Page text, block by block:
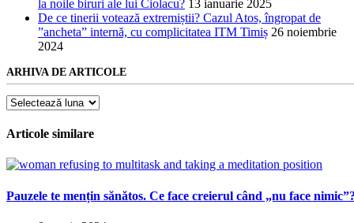
la noile biruri ale lui Ciolacu? 13 ianuarie 2025
De ce tinerii votează extremiștii? Cazul Atos, îngropat de
”ancheta” internă, cu complicitatea ITM Timiș 26 noiembrie
2024
ARHIVA DE ARTICOLE
Arhiva
articole
Articole similare
Pauzele te mențin sănătos. Ce face creierul când „nu face